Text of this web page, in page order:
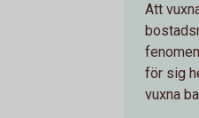
Att
för sig
vuxna